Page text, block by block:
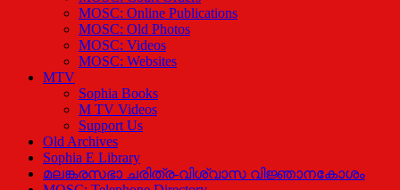
MOSC: Online Publications
MOSC: Old Photos
MOSC: Videos
MOSC: Websites
MTV
Sophia Books
M TV Videos
Support Us
Old Archives
Sophia E Library
മലങ്കരസഭാ ചരിത്ര-വിശ്വാസ വിജ്ഞാനകോശം